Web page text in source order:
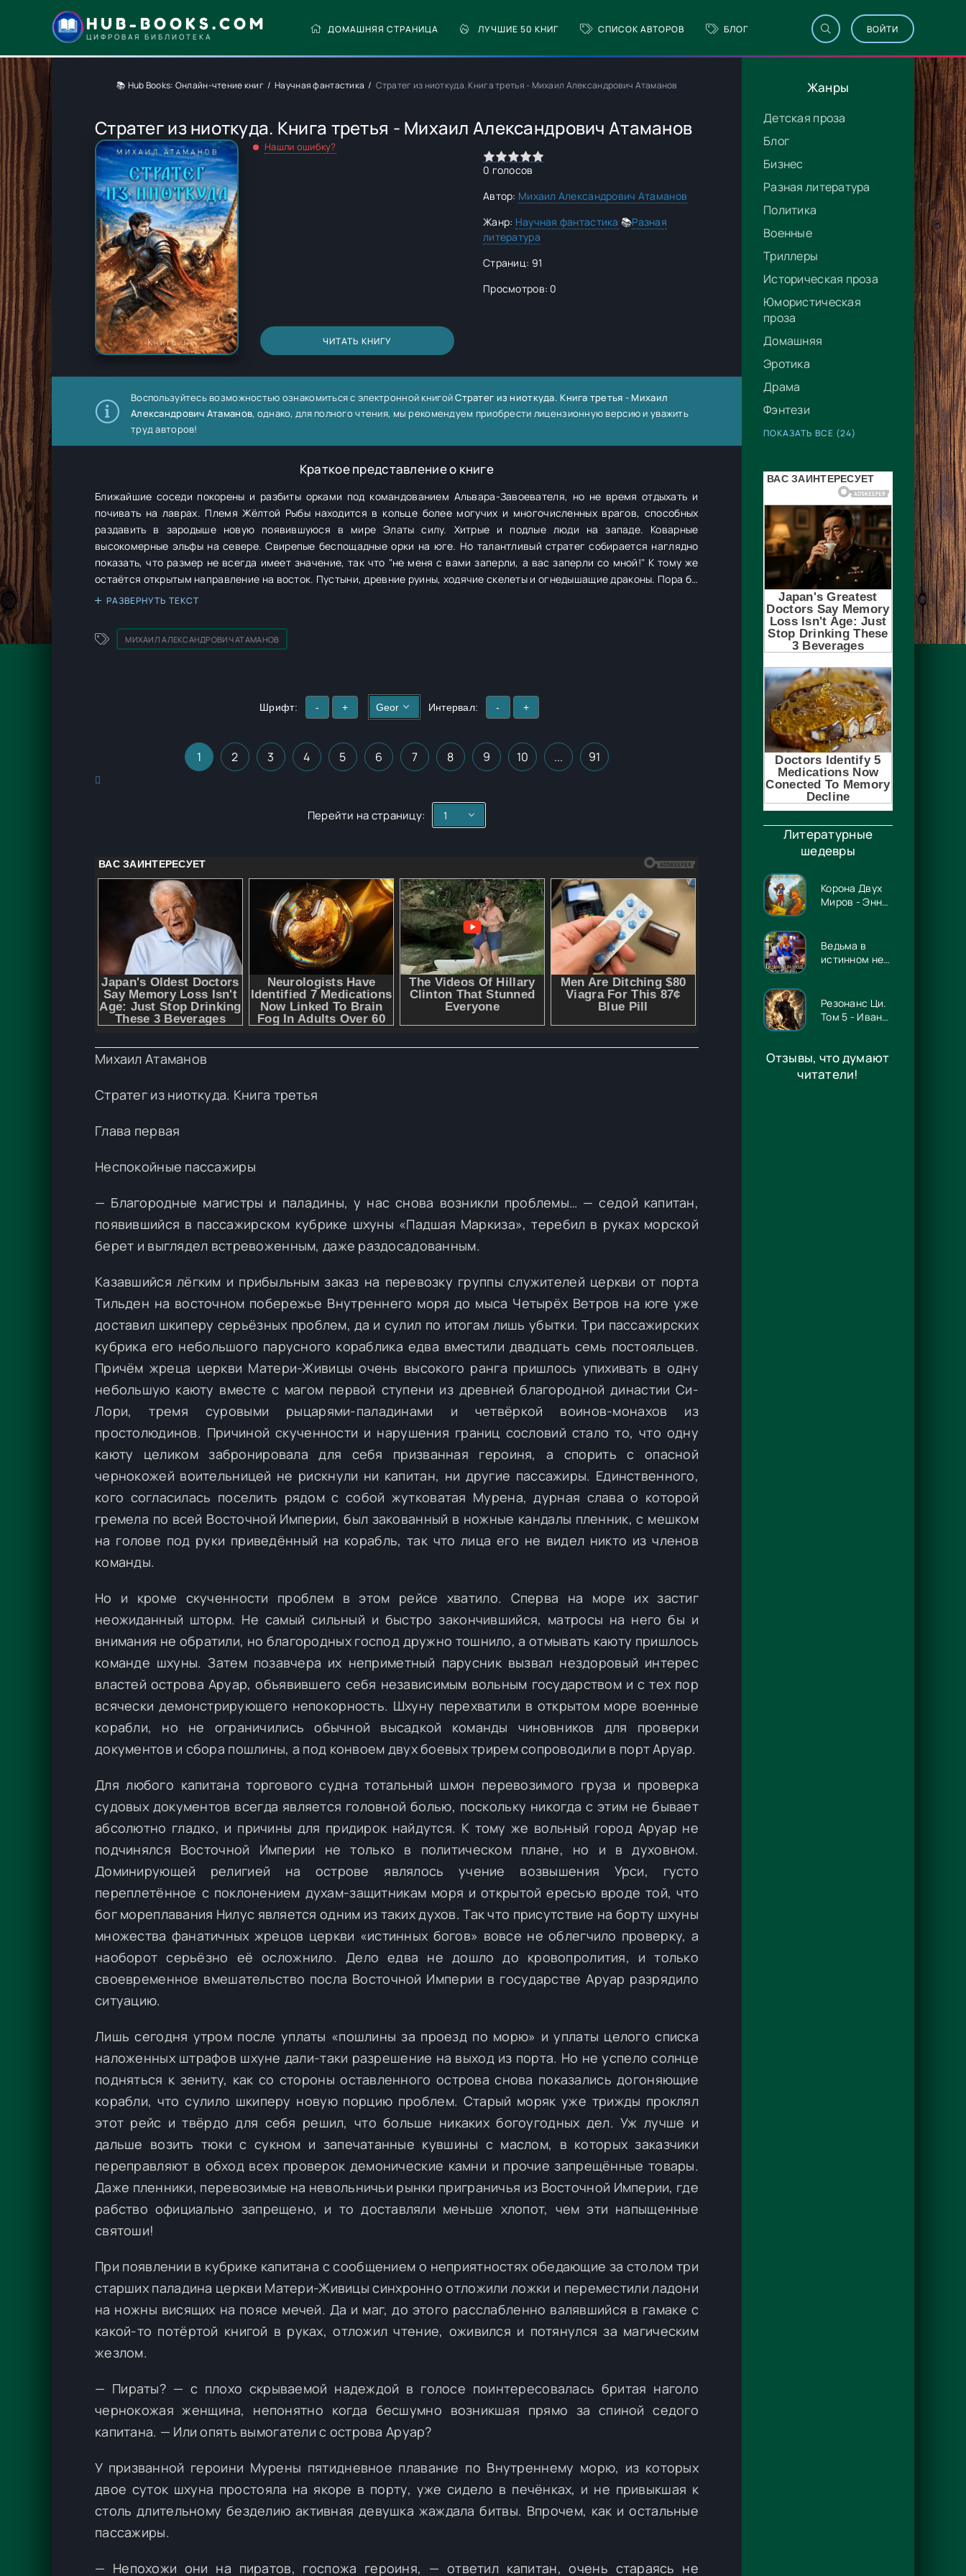
HUB-BOOKS.COM
ЦИФРОВАЯ БИБЛИОТЕКА
ДОМАШНЯЯ СТРАНИЦА ЛУЧШИЕ 50 КНИГ СПИСОК АВТОРОВ БЛОГ ВОЙТИ
Жанры
Детская проза
Блог
Бизнес
Разная литература
Политика
Военные
Триллеры
Историческая проза
Юмористическая
проза
Домашняя
Эротика
Драма
Фэнтези
ПОКАЗАТЬ ВСЕ (24)
Литературные
шедевры
Корона Двух
Миров - Энн
Ведьма в
истинном не
Резонанс Ци.
Том 5 - Иван
Отзывы, что думают
читатели!
📚 Hub Books: Онлайн-чтение книг Научная фантастика Стратег из ниоткуда. Книга третья - Михаил Александрович Атаманов
Стратег из ниоткуда. Книга третья - Михаил Александрович Атаманов
Нашли ошибку?
ЧИТАТЬ КНИГУ
0 голосов
Автор: Михаил Александрович Атаманов
Жанр: Научная фантастика 📚Разная
литература
Страниц: 91
Просмотров: 0
Воспользуйтесь возможностью ознакомиться с электронной книгойСтратег из ниоткуда. Книга третья - Михаил
Александрович Атаманов, однако, для полного чтения, мы рекомендуем приобрести лицензионную версию и уважить
труд авторов!
Краткое представление о книге
Ближайшие соседи покорены и разбиты орками под командованием Альвара-Завоевателя, но не время отдыхать и
почивать на лаврах. Племя Жёлтой Рыбы находится в кольце более могучих и многочисленных врагов, способных
раздавить в зародыше новую появившуюся в мире Элаты силу. Хитрые и подлые люди на западе. Коварные
высокомерные эльфы на севере. Свирепые беспощадные орки на юге. Но талантливый стратег собирается наглядно
показать, что размер не всегда имеет значение, так что "не меня с вами заперли, а вас заперли со мной!" К тому же
остаётся открытым направление на восток. Пустыни, древние руины, ходячие скелеты и огнедышащие драконы. Пора бы
уже узнать, почему этот обширный край заброшен и покинут, и разгадать, какие тайны хранят древние курганы. Так что
РАЗВЕРНУТЬ ТЕКСТ
МИХАИЛ АЛЕКСАНДРОВИЧ АТАМАНОВ
Шрифт: - + Интервал: - +
1 2 3 4 5 6 7 8 9 10 ... 91
Перейти на страницу:
Михаил Атаманов
Стратег из ниоткуда. Книга третья
Глава первая
Неспокойные пассажиры
— Благородные магистры и паладины, у нас снова возникли проблемы… — седой капитан,
появившийся в пассажирском кубрике шхуны «Падшая Маркиза», теребил в руках морской
берет и выглядел встревоженным, даже раздосадованным.
Казавшийся лёгким и прибыльным заказ на перевозку группы служителей церкви от порта
Тильден на восточном побережье Внутреннего моря до мыса Четырёх Ветров на юге уже
доставил шкиперу серьёзных проблем, да и сулил по итогам лишь убытки. Три пассажирских
кубрика его небольшого парусного кораблика едва вместили двадцать семь постояльцев.
Причём жреца церкви Матери-Живицы очень высокого ранга пришлось упихивать в одну
небольшую каюту вместе с магом первой ступени из древней благородной династии Си-
Лори, тремя суровыми рыцарями-паладинами и четвёркой воинов-монахов из
простолюдинов. Причиной скученности и нарушения границ сословий стало то, что одну
каюту целиком забронировала для себя призванная героиня, а спорить с опасной
чернокожей воительницей не рискнули ни капитан, ни другие пассажиры. Единственного,
кого согласилась поселить рядом с собой жутковатая Мурена, дурная слава о которой
гремела по всей Восточной Империи, был закованный в ножные кандалы пленник, с мешком
на голове под руки приведённый на корабль, так что лица его не видел никто из членов
команды.
Но и кроме скученности проблем в этом рейсе хватило. Сперва на море их застиг
неожиданный шторм. Не самый сильный и быстро закончившийся, матросы на него бы и
внимания не обратили, но благородных господ дружно тошнило, а отмывать каюту пришлось
команде шхуны. Затем позавчера их неприметный парусник вызвал нездоровый интерес
властей острова Аруар, объявившего себя независимым вольным государством и с тех пор
всячески демонстрирующего непокорность. Шхуну перехватили в открытом море военные
корабли, но не ограничились обычной высадкой команды чиновников для проверки
документов и сбора пошлины, а под конвоем двух боевых трирем сопроводили в порт Аруар.
Для любого капитана торгового судна тотальный шмон перевозимого груза и проверка
судовых документов всегда является головной болью, поскольку никогда с этим не бывает
абсолютно гладко, и причины для придирок найдутся. К тому же вольный город Аруар не
подчинялся Восточной Империи не только в политическом плане, но и в духовном.
Доминирующей религией на острове являлось учение возвышения Урси, густо
переплетённое с поклонением духам-защитникам моря и открытой ересью вроде той, что
бог мореплавания Нилус является одним из таких духов. Так что присутствие на борту шхуны
множества фанатичных жрецов церкви «истинных богов» вовсе не облегчило проверку, а
наоборот серьёзно её осложнило. Дело едва не дошло до кровопролития, и только
своевременное вмешательство посла Восточной Империи в государстве Аруар разрядило
ситуацию.
Лишь сегодня утром после уплаты «пошлины за проезд по морю» и уплаты целого списка
наложенных штрафов шхуне дали-таки разрешение на выход из порта. Но не успело солнце
подняться к зениту, как со стороны оставленного острова снова показались догоняющие
корабли, что сулило шкиперу новую порцию проблем. Старый моряк уже трижды проклял
этот рейс и твёрдо для себя решил, что больше никаких богоугодных дел. Уж лучше и
дальше возить тюки с сукном и запечатанные кувшины с маслом, в которых заказчики
переправляют в обход всех проверок демонические камни и прочие запрещённые товары.
Даже пленники, перевозимые на невольничьи рынки приграничья из Восточной Империи, где
рабство официально запрещено, и то доставляли меньше хлопот, чем эти напыщенные
святоши!
При появлении в кубрике капитана с сообщением о неприятностях обедающие за столом три
старших паладина церкви Матери-Живицы синхронно отложили ложки и переместили ладони
на ножны висящих на поясе мечей. Да и маг, до этого расслабленно валявшийся в гамаке с
какой-то потёртой книгой в руках, отложил чтение, оживился и потянулся за магическим
жезлом.
— Пираты? — с плохо скрываемой надеждой в голосе поинтересовалась бритая наголо
чернокожая женщина, непонятно когда бесшумно возникшая прямо за спиной седого
капитана. — Или опять вымогатели с острова Аруар?
У призванной героини Мурены пятидневное плавание по Внутреннему морю, из которых
двое суток шхуна простояла на якоре в порту, уже сидело в печёнках, и не привыкшая к
столь длительному безделию активная девушка жаждала битвы. Впрочем, как и остальные
пассажиры.
— Непохожи они на пиратов, госпожа героиня, — ответил капитан, очень стараясь не